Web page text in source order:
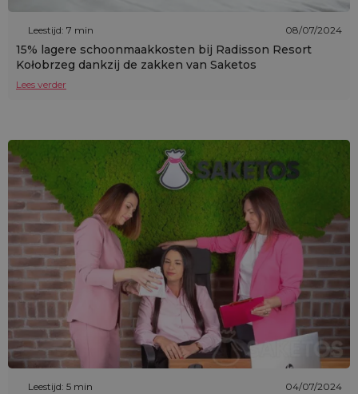
Leestijd: 7 min 08/07/2024
15% lagere schoonmaakkosten bij Radisson Resort
Kołobrzeg dankzij de zakken van Saketos
Lees verder
Leestijd: 5 min 04/07/2024